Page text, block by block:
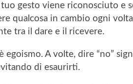
gesto viene riconosciuto e
qualcosa in cambio ogni
tra il dare e il ricevere.
egoismo. A volte, dire “no”
di esaurirti.